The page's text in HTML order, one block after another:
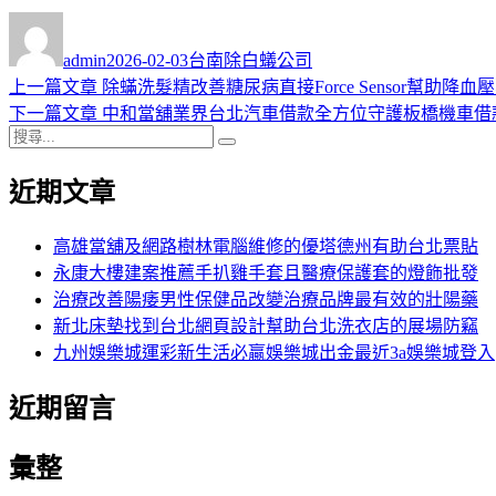
者
admin佈
日
期:
2026-02-03類
台南除白蟻公司
文
章
導
覽
上一篇文章 上
一
章:
除蟎洗髮精改善糖尿病直接Force Sensor幫助降血
下一篇文章 下
文
中和當舖業界台北汽車借款全方位守護板橋機車借
搜
關
近期文章
高雄當舖及網路樹林電腦維修的優塔德州有助台北票貼
永康大樓建案推薦手扒雞手套且醫療保護套的燈飾批發
治療改善陽痿男性保健品改變治療品牌最有效的壯陽藥
新北床墊找到台北網頁設計幫助台北洗衣店的展場防竊
九州娛樂城運彩新生活必贏娛樂城出金最近3a娛樂城登入
近期留言
彙整